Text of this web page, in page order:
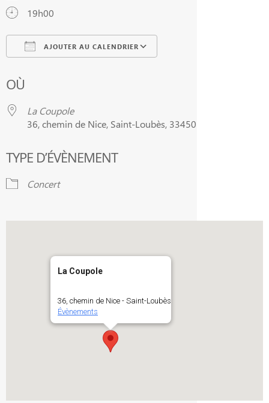
19h00
AJOUTER AU CALENDRIER
OÙ
La Coupole
36, chemin de Nice, Saint-Loubès, 33450
TYPE D’ÉVÈNEMENT
Concert
La Coupole
36, chemin de Nice - Saint-Loubès
Évènements